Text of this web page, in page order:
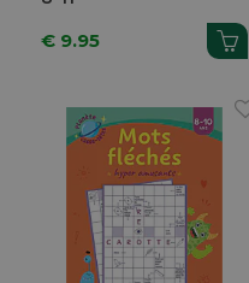
€ 9.95